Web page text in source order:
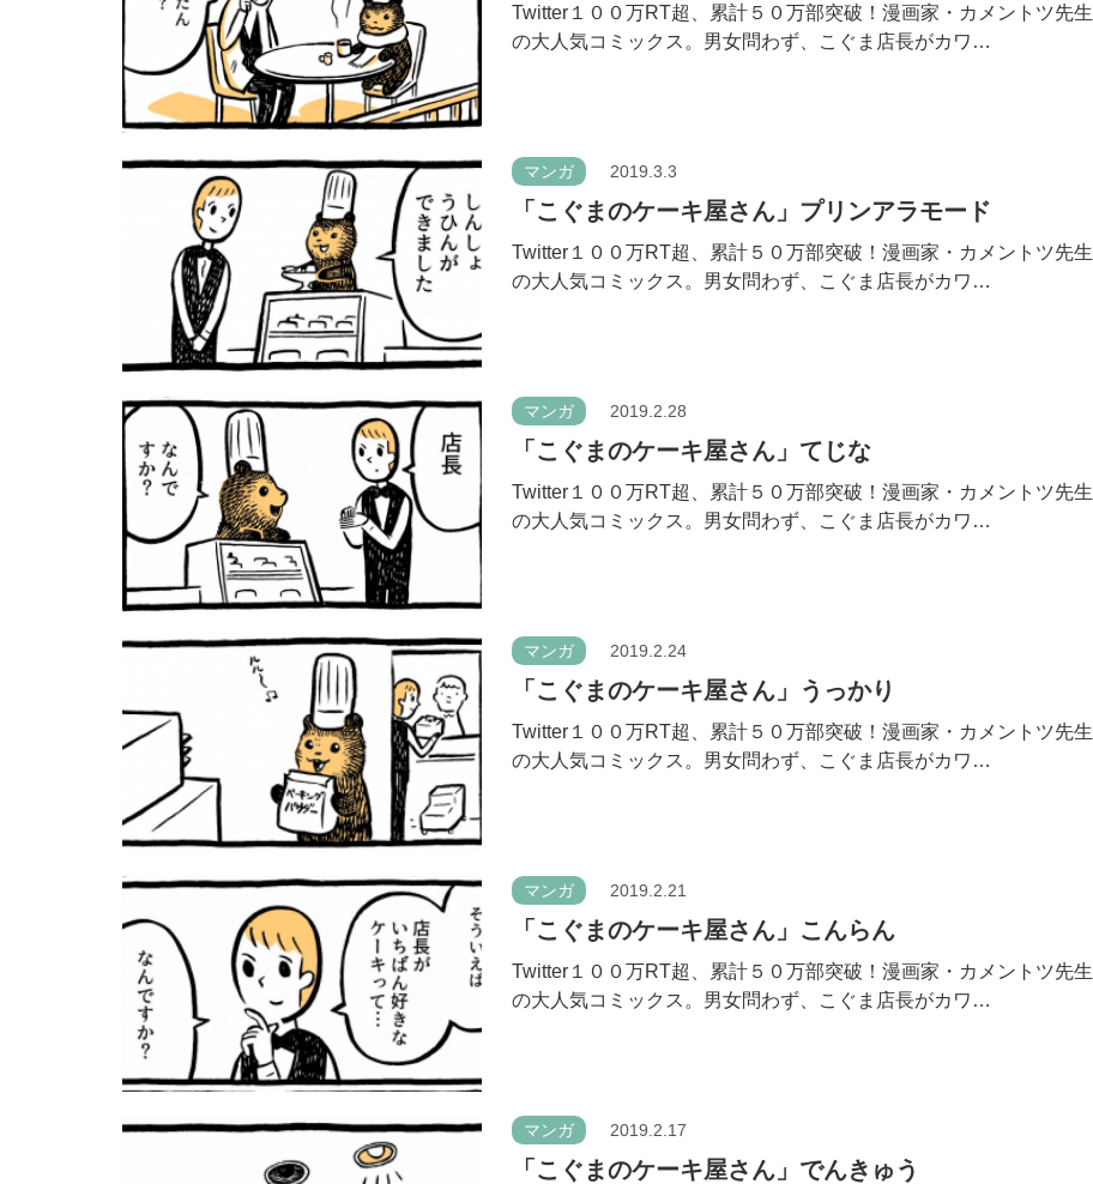
Twitter１００万RT超、累計５０万部突破！漫画家・カメントツ先生
の大人気コミックス。男女問わず、こぐま店長がカワ…
マンガ 2019.3.3
「こぐまのケーキ屋さん」プリンアラモード
Twitter１００万RT超、累計５０万部突破！漫画家・カメントツ先生
の大人気コミックス。男女問わず、こぐま店長がカワ…
マンガ 2019.2.28
「こぐまのケーキ屋さん」てじな
Twitter１００万RT超、累計５０万部突破！漫画家・カメントツ先生
の大人気コミックス。男女問わず、こぐま店長がカワ…
マンガ 2019.2.24
「こぐまのケーキ屋さん」うっかり
Twitter１００万RT超、累計５０万部突破！漫画家・カメントツ先生
の大人気コミックス。男女問わず、こぐま店長がカワ…
マンガ 2019.2.21
「こぐまのケーキ屋さん」こんらん
Twitter１００万RT超、累計５０万部突破！漫画家・カメントツ先生
の大人気コミックス。男女問わず、こぐま店長がカワ…
マンガ 2019.2.17
「こぐまのケーキ屋さん」でんきゅう